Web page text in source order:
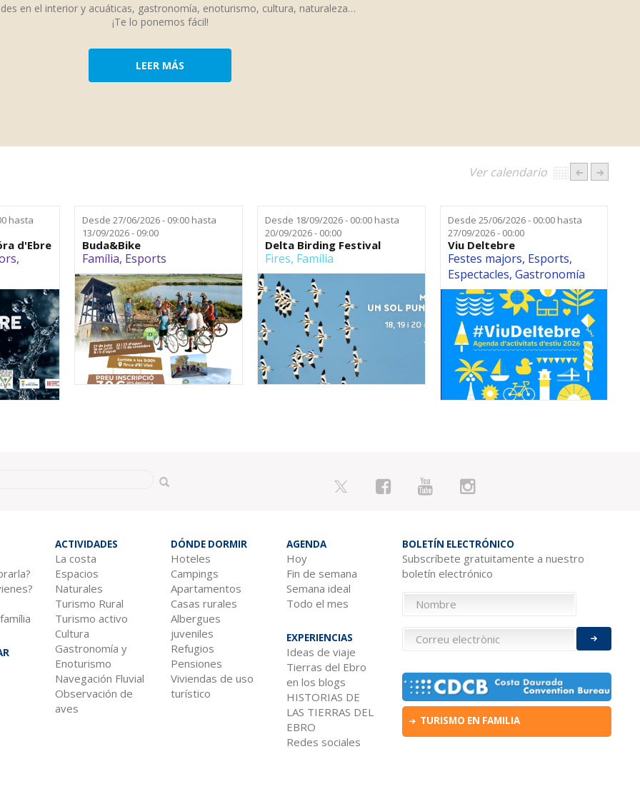
en el interior y acuáticas, gastronomía, enoturismo, cultura, naturaleza…
¡Te lo ponemos fácil!
LEER MÁS
hasta
d'Ebre
,
Desde27/06/2026 - 09:00 hasta
13/09/2026 - 09:00
Buda&Bike
Família, Esports
Desde 18/09/2026 - 00:00 hasta
20/09/2026 - 00:00
Delta Birding Festival
Fires, Família
Desde25/06/2026 - 00:00 hasta
27/09/2026 - 00:00
Viu Deltebre
Festes majors, Esports,
Espectacles,Gastronomía
Ver calendario
ACTIVIDADES
La costa
Espacios
Naturales
Turismo Rural
Turismo activo
Cultura
Gastronomía y
Enoturismo
Navegación Fluvial
Observación de
aves
DÓNDE DORMIR
Hoteles
Campings
Apartamentos
Casas rurales
Albergues
juveniles
Refugios
Pensiones
Viviendas de uso
turístico
AGENDA
Hoy
Fin de semana
Semana ideal
Todo el mes
EXPERIENCIAS
Ideas de viaje
Tierras del Ebro
en los blogs
HISTORIAS DE
LAS TIERRAS DEL
EBRO
Redes sociales
BOLETÍN ELECTRÓNICO
Subscríbete gratuitamente a nuestro
boletín electrónico
TURISMO EN FAMILIA